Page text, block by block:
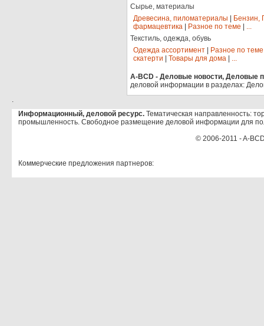
Сырье, материалы
Древесина, пиломатериалы
Бензин,
фармацевтика
Разное по теме
...
Текстиль, одежда, обувь
Одежда ассортимент
Разное по теме
скатерти
Товары для дома ...
A-BCD - Деловые новости, Деловые
деловой информации в разделах:
.
Информационный, деловой ресурс. Тематическая направленность:
промышленность. Свободное размещение деловой информации для
© 2006-2011 - A-
Коммерческие предложения партнеров: